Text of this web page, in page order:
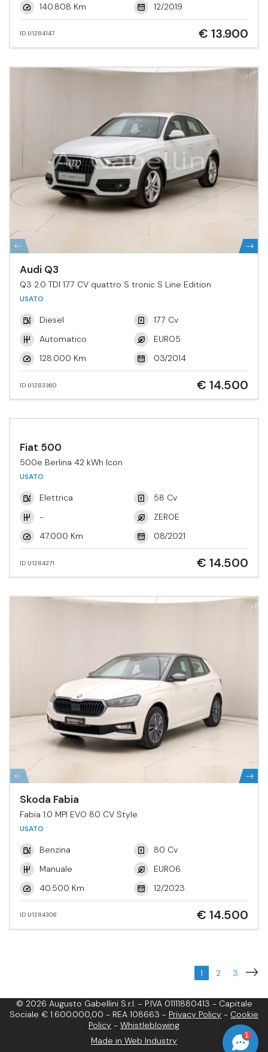
140.808 Km
12/2019
ID U1284147 € 13.900
Audi Q3
Q3 2.0 TDI 177 CV quattro S tronic S Line Edition
USATO
Diesel
177 Cv
Automatico
EURO5
128.000 Km
03/2014
ID U1283360 € 14.500
Fiat 500
500e Berlina 42 kWh Icon
USATO
Elettrica
58 Cv
-
ZEROE
47.000 Km
08/2021
ID U1284271 € 14.500
Skoda Fabia
Fabia 1.0 MPI EVO 80 CV Style
USATO
Benzina
80 Cv
Manuale
EURO6.
40.500 Km
12/2023
ID U1284308 € 14.500
1 2 3
© 2026 Augusto Gabellini S.r.l. - P.IVA 01111880413 - Capitale
Sociale € 1.600.000,00 - REA 108663 - Privacy Policy - Cookie
Policy - Whistleblowing
Made in Web Industry
1